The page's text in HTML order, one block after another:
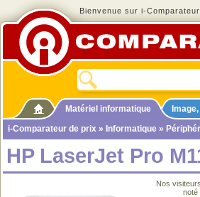
Bienvenue sur i-
Matériel informatique
i-Comparateur de prix » Informatique »
HP LaserJet Pro
Nos
noté